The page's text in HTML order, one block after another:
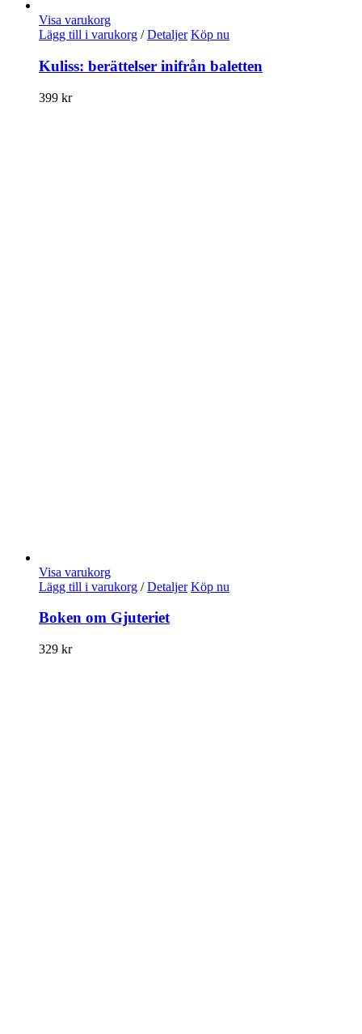
Visa varukorg
Lägg till i varukorg / Detaljer Köp nu
Kuliss: berättelser inifrån baletten
399 kr
Visa varukorg
Lägg till i varukorg / Detaljer Köp nu
Boken om Gjuteriet
329 kr